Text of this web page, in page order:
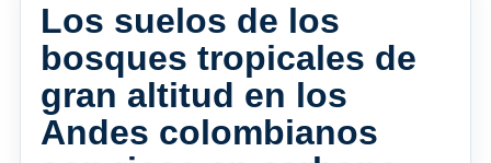
Los suelos de los
bosques tropicales de
gran altitud en los
Andes colombianos